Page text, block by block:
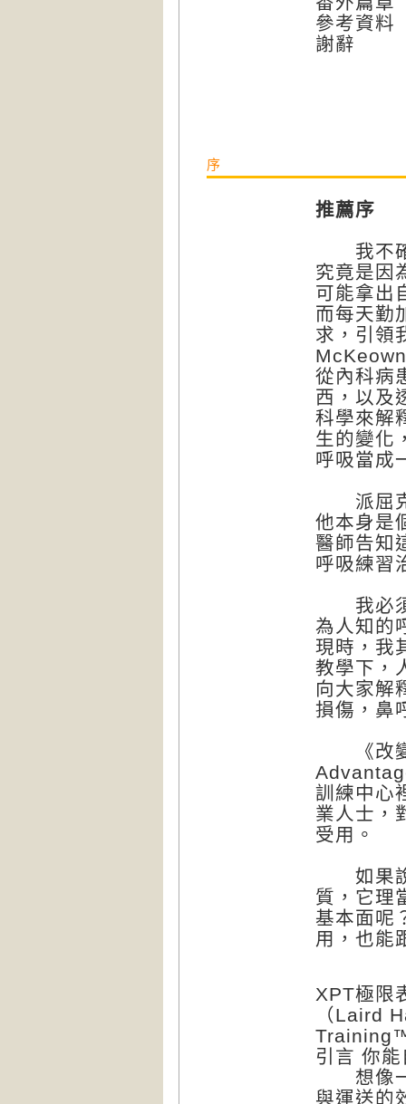
參考資料
謝辭
序
推薦序
我不確
究竟是因
可能拿出
而每天勤
求，引領
從內科病
西，以及
科學來解
生的變化
呼吸當成
派屈克
他本身是
醫師告知
呼吸練習
我必須
為人知的
現時，我
教學下，
向大家解
損傷，鼻
《改變
訓練中心
業人士，
受用。
如果說
質，它理
基本面呢
用，也能
XPT極限
（Laird
引言 你
想像一
與運送的